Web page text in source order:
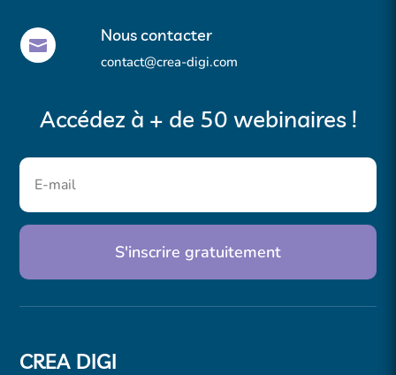
Accepter
Refuser
Préférences
 Nous contacter
contact@crea-digi.com
Accédez à + de 50 webinaires !
S'inscrire gratuitement
CREA DIGI